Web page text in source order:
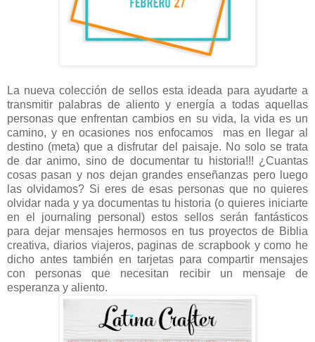
La nueva colección de sellos esta ideada para ayudarte a
transmitir palabras de aliento y energía a todas aquellas
personas que enfrentan cambios en su vida, la vida es un
camino, y en ocasiones nos enfocamos mas en llegar al
destino (meta) que a disfrutar del paisaje. No solo se trata
de dar animo, sino de documentar tu historia!!! ¿Cuantas
cosas pasan y nos dejan grandes enseñanzas pero luego
las olvidamos? Si eres de esas personas que no quieres
olvidar nada y ya documentas tu historia (o quieres iniciarte
en el journaling personal) estos sellos serán fantásticos
para dejar mensajes hermosos en tus proyectos de Biblia
creativa, diarios viajeros, paginas de scrapbook y como he
dicho antes también en tarjetas para compartir mensajes
con personas que necesitan recibir un mensaje de
esperanza y aliento.